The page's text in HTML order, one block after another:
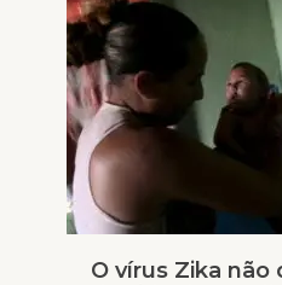
O vírus Zika não